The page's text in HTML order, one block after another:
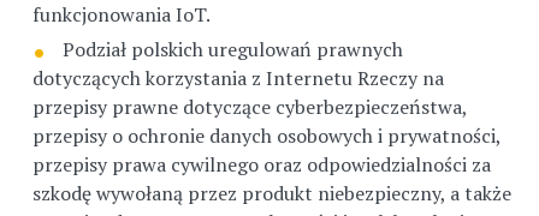
funkcjonowania IoT.
Podział polskich uregulowań prawnych
dotyczących korzystania z Internetu Rzeczy na
przepisy prawne dotyczące cyberbezpieczeństwa,
przepisy o ochronie danych osobowych i prywatności,
przepisy prawa cywilnego oraz odpowiedzialności za
szkodę wywołaną przez produkt niebezpieczny, a także